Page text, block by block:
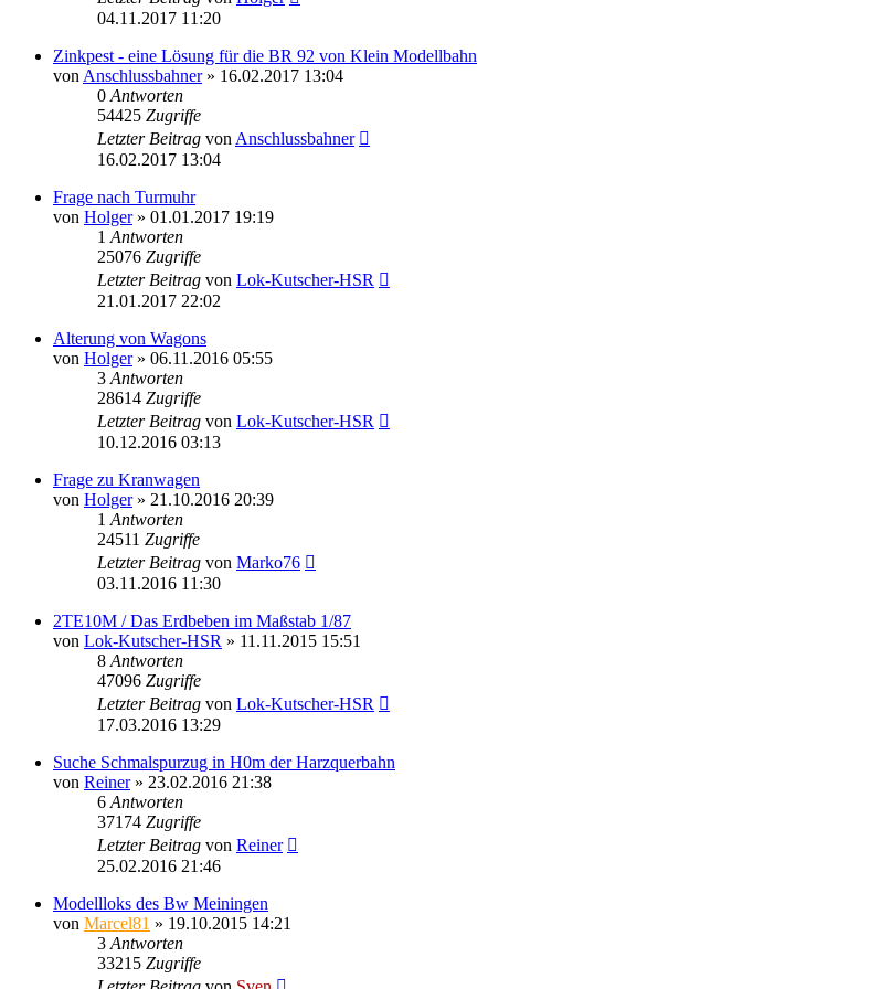
04.11.2017 11:20
Zinkpest - eine Lösung für die BR 92 von Klein Modellbahn
von Anschlussbahner» 16.02.2017 13:04
0 Antworten
54425 Zugriffe
Letzter Beitrag von Anschlussbahner
16.02.2017 13:04
Frage nach Turmuhr
von Holger» 01.01.2017 19:19
1 Antworten
25076 Zugriffe
Letzter Beitrag von Lok-Kutscher-HSR
21.01.2017 22:02
Alterung von Wagons
von Holger» 06.11.2016 05:55
3 Antworten
28614 Zugriffe
Letzter Beitrag von Lok-Kutscher-HSR
10.12.2016 03:13
Frage zu Kranwagen
von Holger» 21.10.2016 20:39
1 Antworten
24511 Zugriffe
Letzter Beitrag von Marko76
03.11.2016 11:30
2TE10M / Das Erdbeben im Maßstab 1/87
von Lok-Kutscher-HSR » 11.11.2015 15:51
8 Antworten
47096 Zugriffe
Letzter Beitrag von Lok-Kutscher-HSR
17.03.2016 13:29
Suche Schmalspurzug in H0m der Harzquerbahn
von Reiner» 23.02.2016 21:38
6 Antworten
37174 Zugriffe
Letzter Beitrag von Reiner
25.02.2016 21:46
Modellloks des Bw Meiningen
von Marcel81 » 19.10.2015 14:21
3 Antworten
33215 Zugriffe